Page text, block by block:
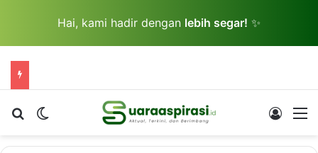
Hai, kami hadir dengan lebih segar! ✨
Cari berita...Switch skin Log In